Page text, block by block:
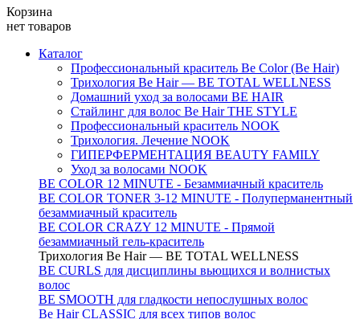
Корзина
нет товаров
Каталог
Профессиональный краситель Be Color (Be Hair)
Трихология Be Hair — BE TOTAL WELLNESS
Домашний уход за волосами BE HAIR
Стайлинг для волос Be Hair THE STYLE
Профессиональный краситель NOOK
Трихология. Лечение NOOK
ГИПЕРФЕРМЕНТАЦИЯ BEAUTY FAMILY
Уход за волосами NOOK
BE COLOR 12 MINUTE - Безаммиачный краситель
BE COLOR TONER 3-12 MINUTE - Полуперманентный
безаммиачный краситель
BE COLOR CRAZY 12 MINUTE - Прямой
безаммиачный гель-краситель
Трихология Be Hair — BE TOTAL WELLNESS
BE CURLS для дисциплины вьющихся и волнистых
волос
BE SMOOTH для гладкости непослушных волос
Be Hair CLASSIC для всех типов волос